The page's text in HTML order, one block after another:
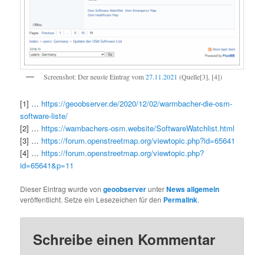
Screenshot: Der neuste Eintrag vom27.11.2021 (Quelle[3], [4])
[1] … https://geoobserver.de/2020/12/02/warmbacher-die-osm-
software-liste/
[2] … https://wambachers-osm.website/SoftwareWatchlist.html
[3] … https://forum.openstreetmap.org/viewtopic.php?id=65641
[4] … https://forum.openstreetmap.org/viewtopic.php?
id=65641&p=11
Dieser Eintrag wurde vongeoobserverunterNews allgemein
veröffentlicht. Setze ein Lesezeichen für den Permalink.
Schreibe einen Kommentar